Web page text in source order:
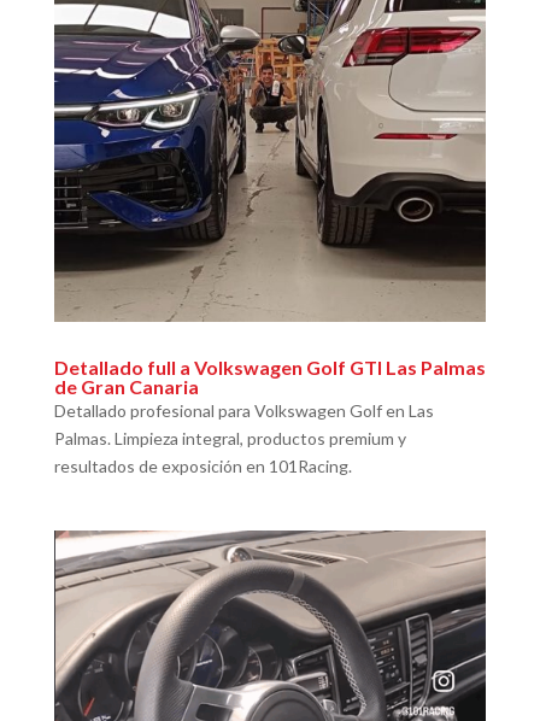
Detallado full a Volkswagen Golf GTI Las Palmas
de Gran Canaria
Detallado profesional para Volkswagen Golf en Las
Palmas. Limpieza integral, productos premium y
resultados de exposición en 101Racing.